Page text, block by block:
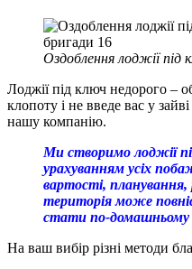
Оздоблення лоджії під
Лоджії під ключ недорого –
клопоту і не введе вас у
нашу компанію.
Ми створимо лоджії
урахуванням усіх
вартості,
територія може
стати по-
На ваш вибір різні методи